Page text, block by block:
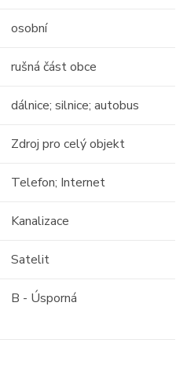
osobní
rušná část obce
dálnice; silnice; autobus
Zdroj pro celý objekt
Telefon; Internet
Kanalizace
Satelit
B - Úsporná